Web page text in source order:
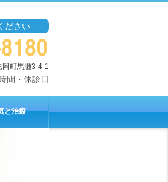
ださい
町馬瀬3-4-1
間・休診日
と治療